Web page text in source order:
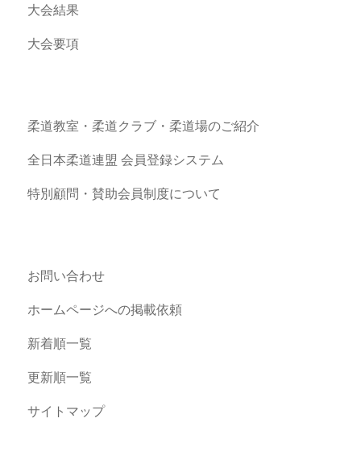
大会結果
大会要項
柔道教室・柔道クラブ・柔道場のご紹介
全日本柔道連盟 会員登録システム
特別顧問・賛助会員制度について
お問い合わせ
ホームページへの掲載依頼
新着順一覧
更新順一覧
サイトマップ